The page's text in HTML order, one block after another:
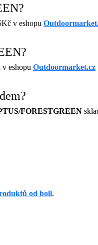
v eshopu
eshopu Outdoormarket.cz
FORESTGREEN
od boll.